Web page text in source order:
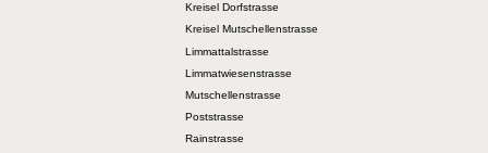
Kreisel Dorfstrasse
Kreisel Mutschellenstrasse
Limmattalstrasse
Limmatwiesenstrasse
Mutschellenstrasse
Poststrasse
Rainstrasse